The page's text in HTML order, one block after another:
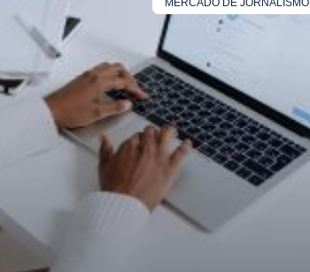
MERCADO DE JORNALISMO